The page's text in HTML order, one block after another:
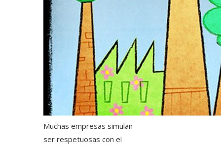
Muchas empresas simulan
ser respetuosas con el